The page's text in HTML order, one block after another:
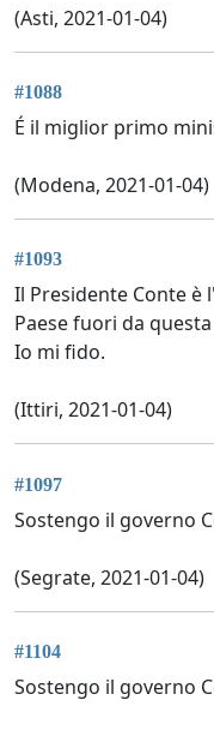
(Asti, 2021-01-04)
#1088
É il miglior primo
(Modena, 2021-01-04)
#1093
Il Presidente Conte è
Paese fuori da
Io mi fido.
(Ittiri, 2021-01-04)
#1097
Sostengo il governo
(Segrate, 2021-01-04)
#1104
Sostengo il governo